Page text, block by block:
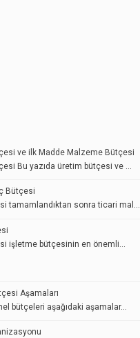
ve ilk Madde Malzeme Bütçesi
Bu yazıda üretim bütçesi ve ...
Bütçesi
tamamlandıktan sonra ticari mal...
işletme bütçesinin en önemli...
Aşamaları
bütçeleri aşağıdaki aşamalar...